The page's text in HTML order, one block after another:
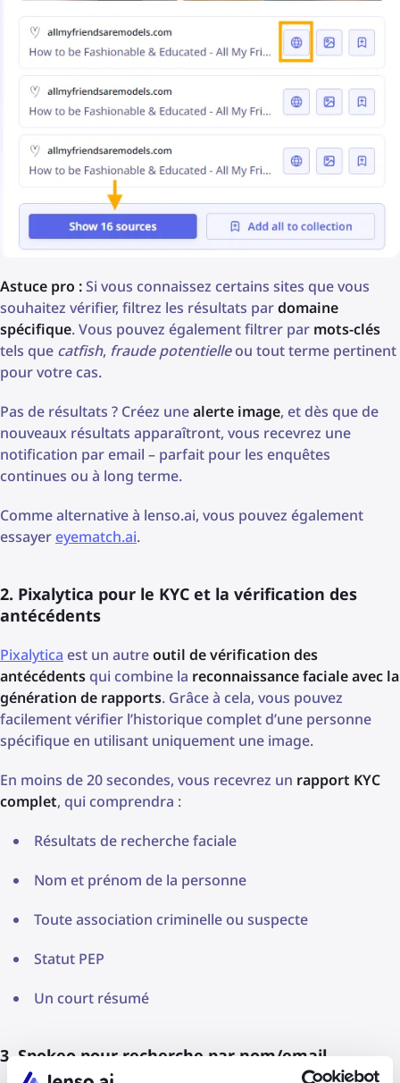
Astuce pro :Si vous connaissez certains sites que vous
souhaitez vérifier, filtrez les résultats pardomaine
spécifique. Vous pouvez également filtrer par mots-clés
tels que catfish, fraude potentielleou tout terme pertinent
pour votre cas.
Pas de résultats ? Créez unealerte image, et dès que de
nouveaux résultats apparaîtront, vous recevrez une
notification par email – parfait pour les enquêtes
continues ou à long terme.
Comme alternative à lenso.ai, vous pouvez également
essayer eyematch.ai.
2. Pixalytica pour le KYC et la vérification des
antécédents
Pixalytica est un autreoutil de vérification des
antécédentsqui combine la reconnaissance faciale avec la
génération de rapports. Grâce à cela, vous pouvez
facilement vérifier l’historique complet d’une personne
spécifique en utilisant uniquement une image.
En moins de 20 secondes, vous recevrez un rapport KYC
complet, qui comprendra :
Résultats de recherche faciale
Nom et prénom de la personne
Toute association criminelle ou suspecte
Statut PEP
Un court résumé
3. Spokeo pour recherche par nom/email